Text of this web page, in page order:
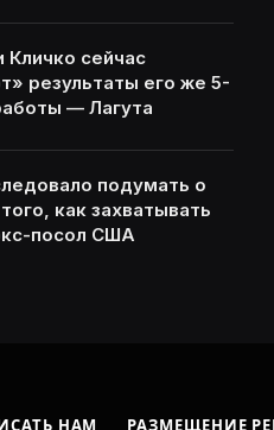
Кличко сейчас
результаты его же 5-
— Лагута
подумать о
как захватывать
посол США
НАМ РАЗМЕЩЕНИЕ